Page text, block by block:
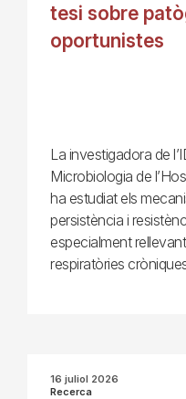
tesi sobre
oportunistes
La investigadora de
Microbiologia de
ha estudiat els
persistència i
especialment
respiratòries
16 juliol 2026
Recerca